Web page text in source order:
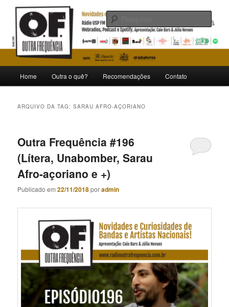
Pular
conteúdo
principal
Pular
conteúdo
secundárioOutra Frequência
Novidades e curiosidades de bandas e artistas nacionais
principal
Home Outra o quê? Recomendações Contato
ARQUIVO DA TAG:SARAU AFRO-AÇORIANO
Outra Frequência #196
(Lítera, Unabomber, Sarau
Afro-açoriano e +)
Publicado em22/11/2018poradmin